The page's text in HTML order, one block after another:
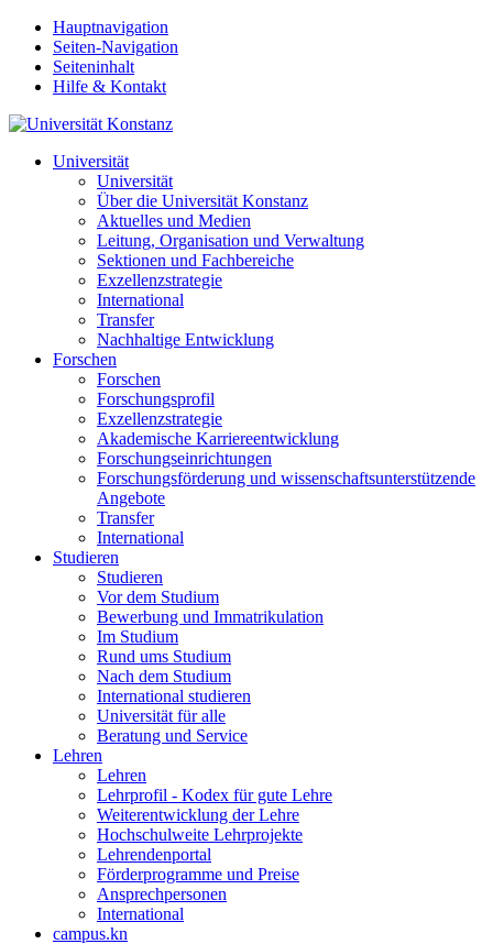
Hauptnavigation
Seiten-Navigation
Seiteninhalt
Hilfe & Kontakt
Universität
Universität
Über die Universität Konstanz
Aktuelles und Medien
Leitung, Organisation und Verwaltung
Sektionen und Fachbereiche
Exzellenzstrategie
International
Transfer
Nachhaltige Entwicklung
Forschen
Forschen
Forschungsprofil
Exzellenzstrategie
Akademische Karriereentwicklung
Forschungseinrichtungen
Forschungsförderung und wissenschaftsunterstützende
Angebote
Transfer
International
Studieren
Studieren
Vor dem Studium
Bewerbung und Immatrikulation
Im Studium
Rund ums Studium
Nach dem Studium
International studieren
Universität für alle
Beratung und Service
Lehren
Lehren
Lehrprofil - Kodex für gute Lehre
Weiterentwicklung der Lehre
Hochschulweite Lehrprojekte
Lehrendenportal
Förderprogramme und Preise
Ansprechpersonen
International
campus.kn